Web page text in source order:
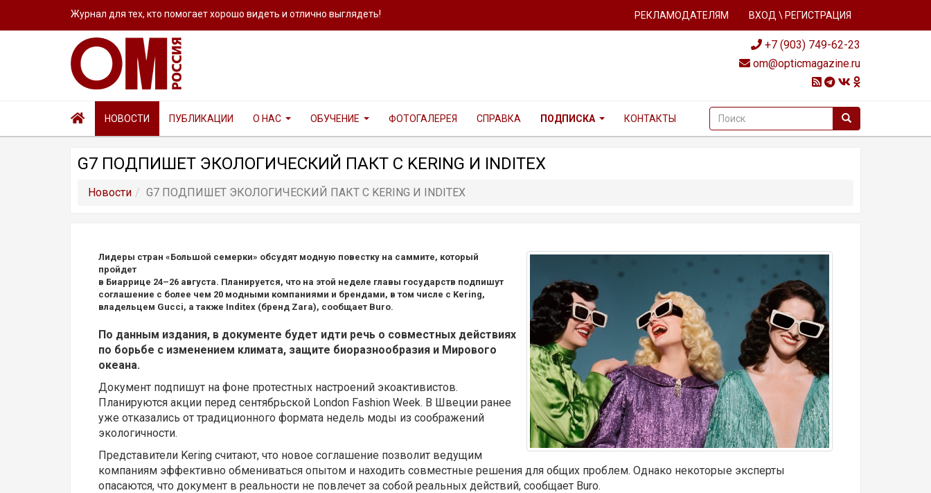
Журнал для тех, кто помогает хорошо видеть и отлично выглядеть! РЕКЛАМОДАТЕЛЯМ ВХОД \ РЕГИСТРАЦИЯ
+7 (903) 749-62-23
om@opticmagazine.ru
НОВОСТИ ПУБЛИКАЦИИ О НАС ОБУЧЕНИЕ ФОТОГАЛЕРЕЯ СПРАВКА ПОДПИСКА КОНТАКТЫ
G7 ПОДПИШЕТ ЭКОЛОГИЧЕСКИЙ ПАКТ С KERING И INDITEX
Новости G7 ПОДПИШЕТ ЭКОЛОГИЧЕСКИЙ ПАКТ С KERING И INDITEX
Лидеры стран «Большой семерки» обсудят модную повестку на саммите, который
пройдет
в Биаррице 24–26 августа. Планируется, что на этой неделе главы государств подпишут
соглашение с более чем 20 модными компаниями и брендами, в том числе с Kering,
владельцем Gucci, а также Inditex (бренд Zara), сообщает Buro.
По данным издания, в документе будет идти речь о совместных действиях
по борьбе с изменением климата, защите биоразнообразия и Мирового
океана.
Документ подпишут на фоне протестных настроений экоактивистов.
Планируются акции перед сентябрьской London Fashion Week. В Швеции ранее
уже отказались от традиционного формата недель моды из соображений
экологичности.
Представители Kering считают, что новое соглашение позволит ведущим
компаниям эффективно обмениваться опытом и находить совместные решения для общих проблем. Однако некоторые эксперты
опасаются, что документ в реальности не повлечет за собой реальных действий, сообщает Buro.